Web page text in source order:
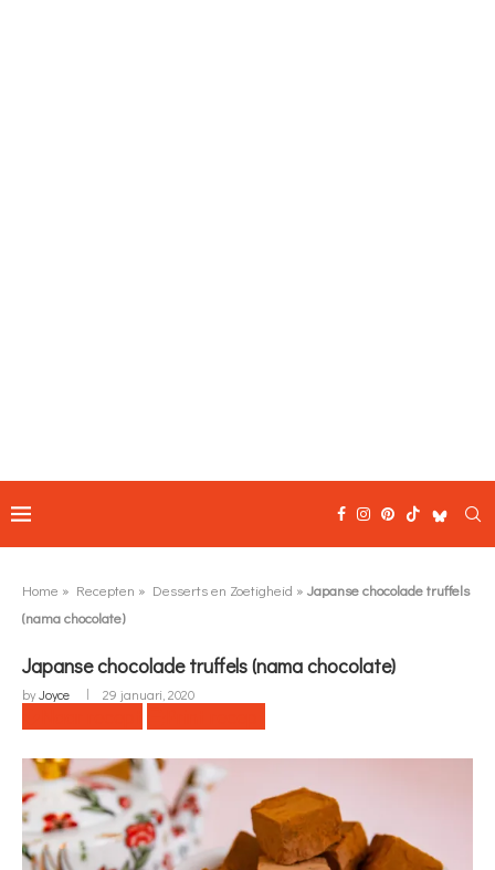
Home » Recepten » Desserts en Zoetigheid » Japanse chocolade truffels
(nama chocolate)
Japanse chocolade truffels (nama chocolate)
byJoyce 29 januari, 2020